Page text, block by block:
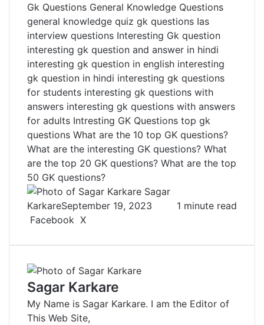
Gk Questions General Knowledge Questions
general knowledge quiz gk questions Ias
interview questions Interesting Gk question
interesting gk question and answer in hindi
interesting gk question in english interesting
gk question in hindi interesting gk questions
for students interesting gk questions with
answers interesting gk questions with answers
for adults Intresting GK Questions top gk
questions What are the 10 top GK questions?
What are the interesting GK questions? What
are the top 20 GK questions? What are the top
50 GK questions?
Sagar
KarkareSeptember 19, 2023
1 minute read
Facebook X
n
e
d
I
m
l
r
n
e
r
e
d
i
t
o
a
k
a
e
v
i
i
t
Sagar Karkare
My Name is Sagar Karkare. I am the Editor of
This Web Site,